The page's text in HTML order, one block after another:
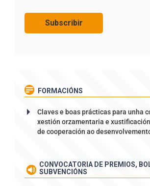
FORMACIÓNS
Claves e boas prácticas para unha
xestión orzamentaria e
de cooperación ao
CONVOCATORIA DE PREMIOS,
SUBVENCIÓNS